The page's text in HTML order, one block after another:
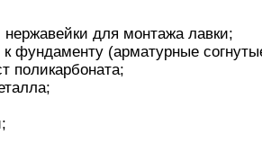
для монтажа лавки;
к фундаменту (арматурные
поликарбоната;